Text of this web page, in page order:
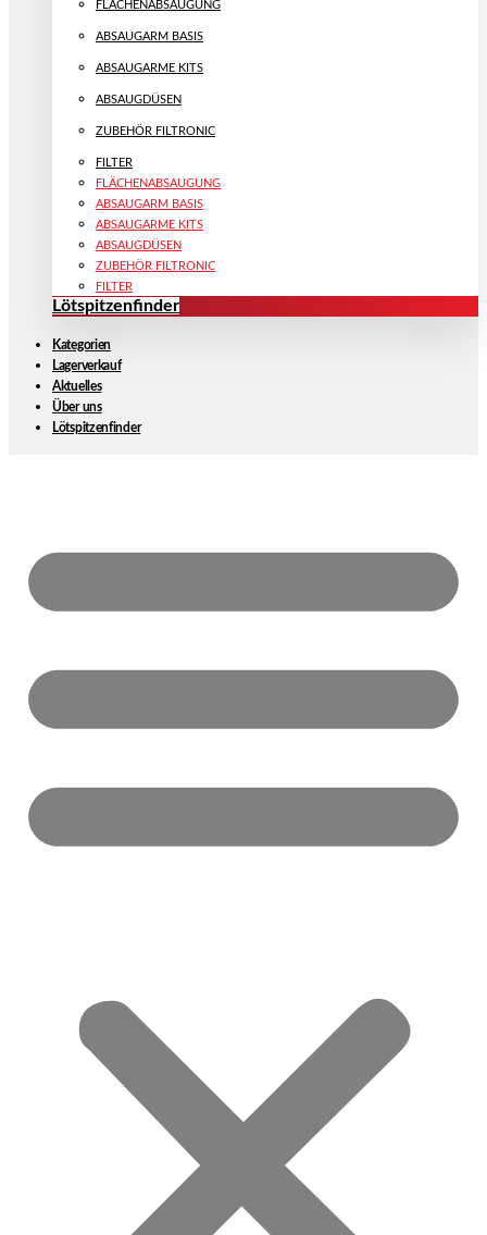
FLÄCHENABSAUGUNG
ABSAUGARM BASIS
ABSAUGARME KITS
ABSAUGDÜSEN
ZUBEHÖR FILTRONIC
FILTER
FLÄCHENABSAUGUNG
ABSAUGARM BASIS
ABSAUGARME KITS
ABSAUGDÜSEN
ZUBEHÖR FILTRONIC
FILTER
Lötspitzenfinder
Kategorien
Lagerverkauf
Aktuelles
Über uns
Lötspitzenfinder